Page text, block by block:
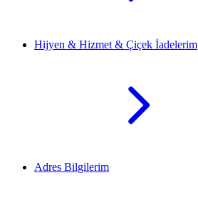
Hijyen & Hizmet & Çiçek İadelerim
Adres Bilgilerim